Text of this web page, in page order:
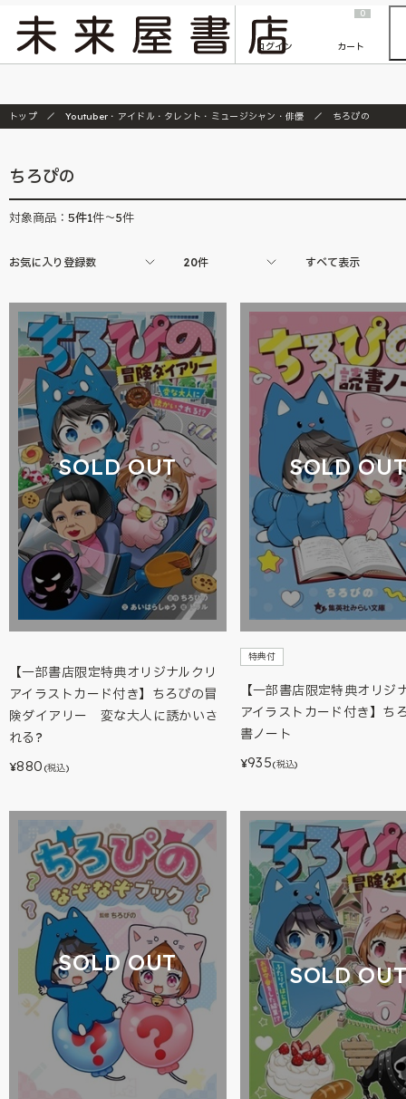
『ONE PIECE magazine 021 ONE PIECEカード付き同梱版』発売延期のご案内
ログイン
0
カート
トップ Youtuber・アイドル・タレント・ミュージシャン・俳優 ちろぴの
ちろぴの
対象商品： 5件1件～5件
お気に入り登録数 20件 すべて表示
SOLD OUT
【一部書店限定特典オリジナルクリ
アイラストカード付き】ちろぴの冒
険ダイアリー 変な大人に誘かいさ
れる?
¥880 (税込)
SOLD
特典付
【一部書店限定特典オリジ
アイラストカード付き】ち
書ノート
¥935(税込)
SOLD OUT SOLD